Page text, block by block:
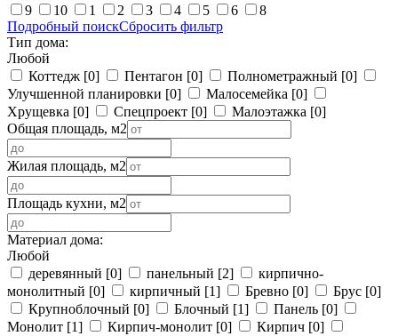
9
10 1 2 3 4 5 6
8
Подробный поискСбросить фильтр
Тип дома:
Любой
Коттедж [0] Пентагон [0] Полнометражный [0]
Улучшенной планировки [0] Малосемейка [0]
Хрущевка [0] Спецпроект [0] Малоэтажка [0]
Общая площадь, м2
Жилая площадь, м2
Площадь кухни, м2
Материал дома:
Любой
деревянный [0] панельный [2]
кирпично-
монолитный [0] кирпичный [1] Бревно [0] Брус [0]
Крупноблочный [0] Блочный [1] Панель [0]
Монолит [1] Кирпич-монолит [0] Кирпич [0]